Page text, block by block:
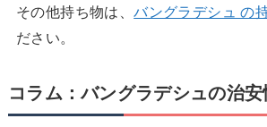
その他持ち物は、バングラデシュ の
ださい。
コラム：バングラデシュの治安